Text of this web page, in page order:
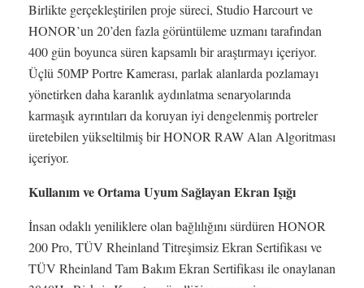
Birlikte gerçekleştirilen proje süreci, Studio Harcourt ve
HONOR’un 20’den fazla görüntüleme uzmanı tarafından
400 gün boyunca süren kapsamlı bir araştırmayı içeriyor.
Üçlü 50MP Portre Kamerası, parlak alanlarda pozlamayı
yönetirken daha karanlık aydınlatma senaryolarında
karmaşık ayrıntıları da koruyan iyi dengelenmiş portreler
üretebilen yükseltilmiş bir HONOR RAW Alan Algoritması
içeriyor.
Kullanım ve Ortama Uyum Sağlayan Ekran Işığı
İnsan odaklı yeniliklere olan bağlılığını sürdüren HONOR
200 Pro, TÜV Rheinland Titreşimsiz Ekran Sertifikası ve
TÜV Rheinland Tam Bakım Ekran Sertifikası ile onaylanan